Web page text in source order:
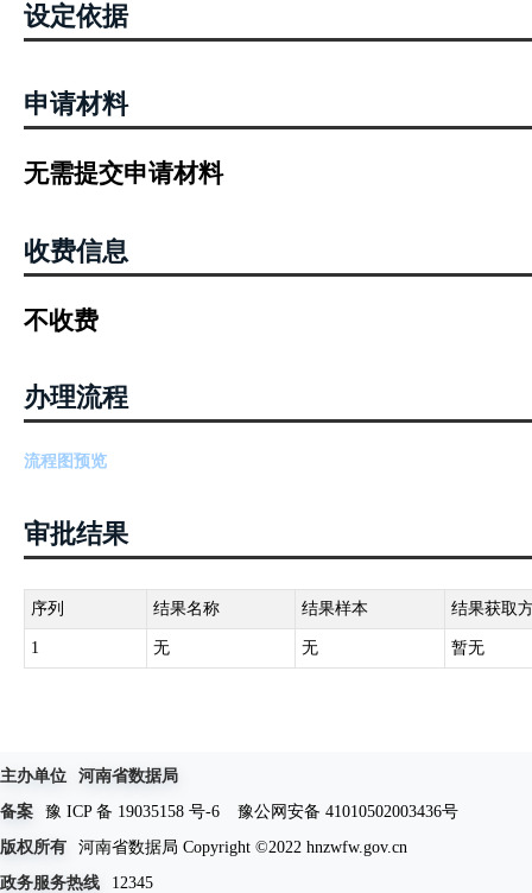
设定依据
申请材料
无需提交申请材料
收费信息
不收费
办理流程
流程图预览
审批结果
序列 结果名称 结果样本 结果获取
1 无 无 暂无
主办单位
河南省数据局
备案
豫 ICP 备 19035158 号-6
豫公网安备 41010502003436号
版权所有
河南省数据局 Copyright ©2022 hnzwfw.gov.cn
政务服务热线
12345